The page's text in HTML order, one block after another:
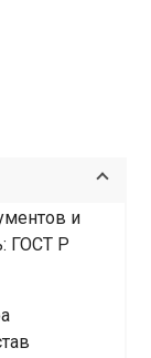
и
ГОСТ Р